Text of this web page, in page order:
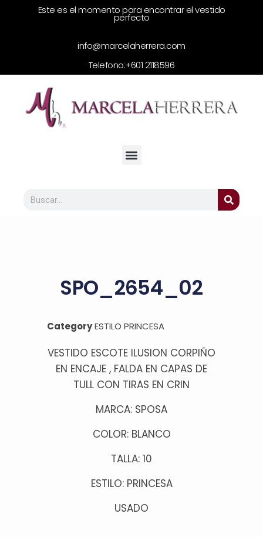
Este es el momento para encontrar el vestido
perfecto
info@marcelaherrera.com
Telefono:+601 2118596
SPO_2654_02
CategoryESTILO PRINCESA
VESTIDO ESCOTE ILUSION CORPIÑO
EN ENCAJE , FALDA EN CAPAS DE
TULL CON TIRAS EN CRIN
MARCA: SPOSA
COLOR: BLANCO
TALLA: 10
ESTILO: PRINCESA
USADO